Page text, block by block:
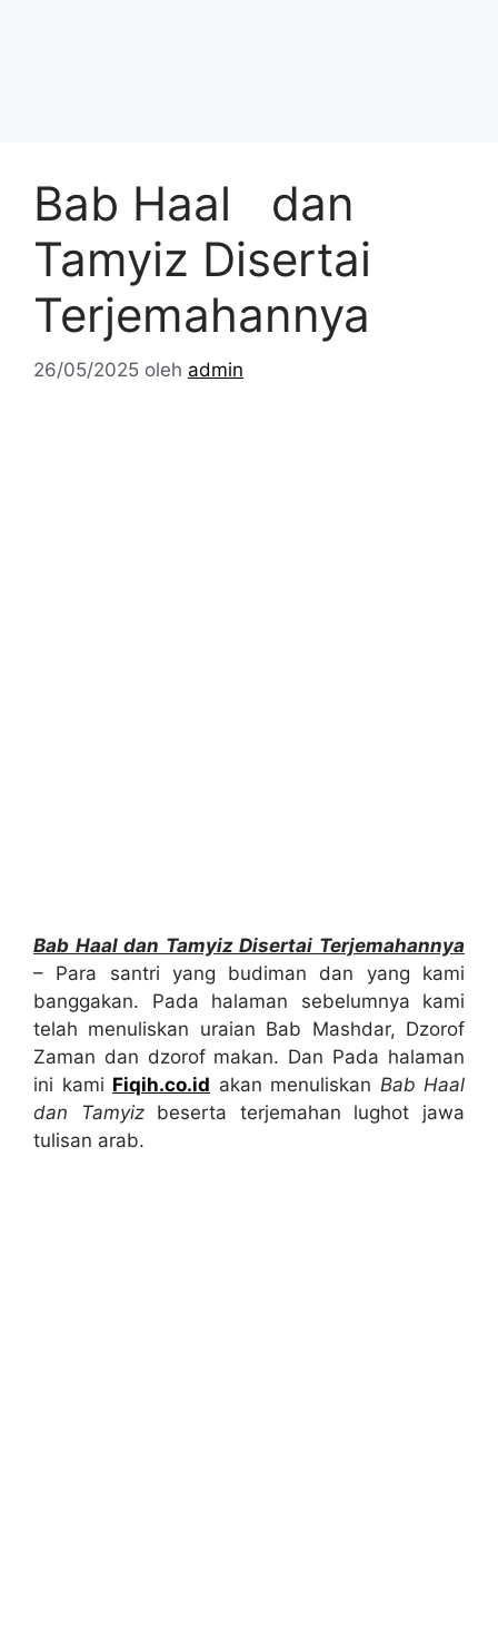
Bab Haal dan
Tamyiz Disertai
Terjemahannya
26/05/2025 oleh admin
Bab Haal dan Tamyiz Disertai Terjemahannya
– Para santri yang budiman dan yang kami
banggakan. Pada halaman sebelumnya kami
telah menuliskan uraian Bab Mashdar, Dzorof
Zaman dan dzorof makan. Dan Pada halaman
ini kami Fiqih.co.id akan menuliskan Bab Haal
dan Tamyiz beserta terjemahan lughot jawa
tulisan arab.